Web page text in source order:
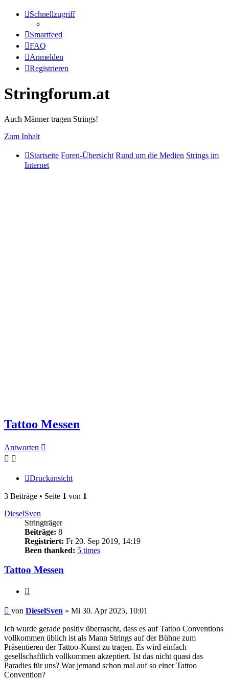
Schnellzugriff
Smartfeed
FAQ
Anmelden
Registrieren
Stringforum.at
Auch Männer tragen Strings!
Zum Inhalt
Startseite Foren-Übersicht Rund um die Medien Strings im
Internet
Tattoo Messen
Antworten
Druckansicht
3 Beiträge • Seite 1 von 1
DieselSven
Stringträger
Beiträge: 8
Registriert: Fr 20. Sep 2019, 14:19
Been thanked: 5 times
Tattoo Messen
Beitrag
von DieselSven » Mi 30. Apr 2025, 10:01
Ich wurde gerade positiv überrascht, dass es auf Tattoo Conventions
vollkommen üblich ist als Mann Strings auf der Bühne zum
Präsentieren der Tattoo-Kunst zu tragen. Es wird einfach
gesellschaftlich vollkommen akzeptiert. Ist das nicht quasi das
Paradies für uns? War jemand schon mal auf so einer Tattoo
Convention?